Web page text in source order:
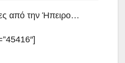
από την Ήπειρο…